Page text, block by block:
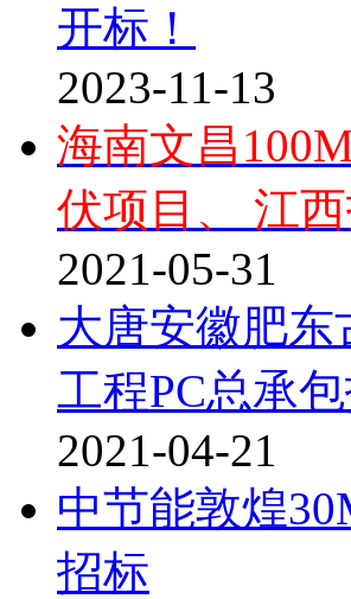
开标！
2023-11-13
海南文昌
伏项目、 江
2021-05-31
大唐安徽肥
工程PC总承
2021-04-21
中节能敦煌
招标